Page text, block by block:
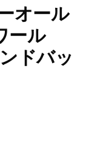
オール
ール
ドバッ